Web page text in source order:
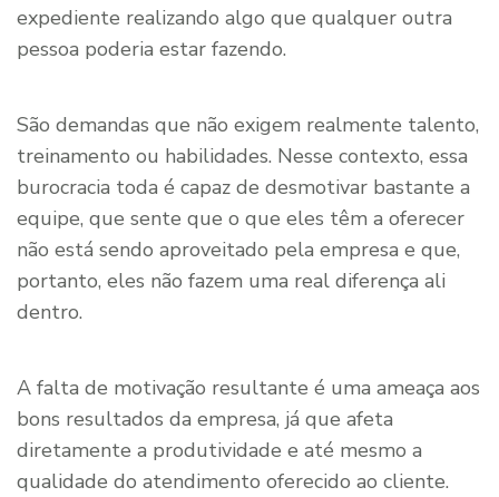
expediente realizando algo que qualquer outra
pessoa poderia estar fazendo.
São demandas que não exigem realmente talento,
treinamento ou habilidades. Nesse contexto, essa
burocracia toda é capaz de desmotivar bastante a
equipe, que sente que o que eles têm a oferecer
não está sendo aproveitado pela empresa e que,
portanto, eles não fazem uma real diferença ali
dentro.
A falta de motivação resultante é uma ameaça aos
bons resultados da empresa, já que afeta
diretamente a produtividade e até mesmo a
qualidade do atendimento oferecido ao cliente.